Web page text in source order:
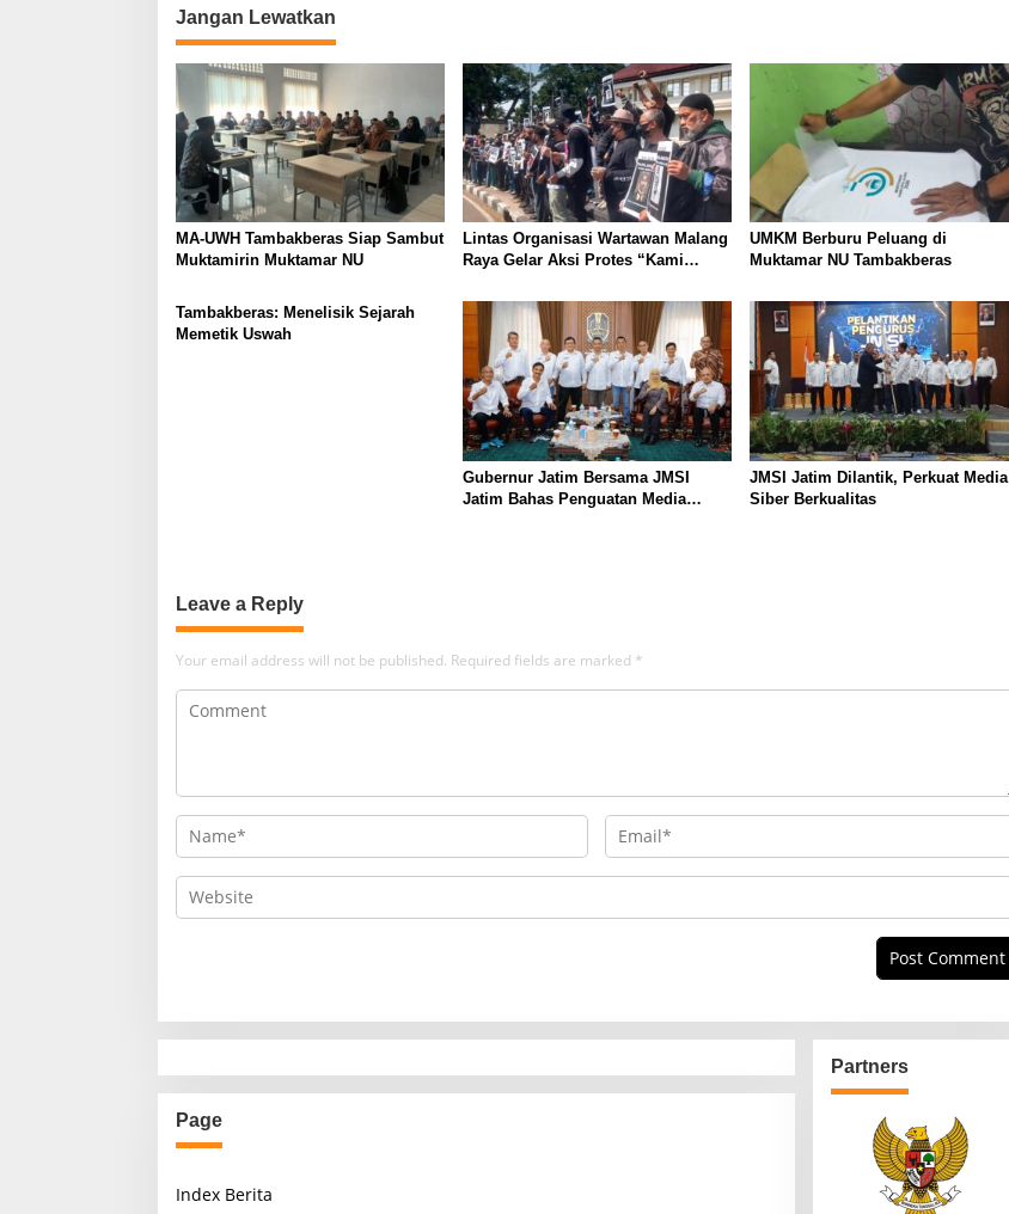
i
o
n
Jangan Lewatkan
MA-UWH Tambakberas Siap Sambut
Muktamirin Muktamar NU
Lintas Organisasi Wartawan Malang
Raya Gelar Aksi Protes “Kami
UMKM Berburu Peluang di
Muktamar NU Tambakberas
Tambakberas: Menelisik Sejarah
Memetik Uswah
Gubernur Jatim Bersama JMSI
Jatim Bahas Penguatan Media
JMSI Jatim Dilantik, Perkuat Media
Siber Berkualitas
Leave a Reply
Your email address will not be published. Required fields are marked *
Page
Index Berita
Partners